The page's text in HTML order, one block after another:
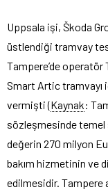
Uppsala işi, Škoda
üstlendiği tramvay
Tampere’de operatör
Smart Artic tramvayı
vermişti (Kaynak:
sözleşmesinde temel
değerin 270 milyon
bakım hizmetinin ve
edilmesidir. Tampere